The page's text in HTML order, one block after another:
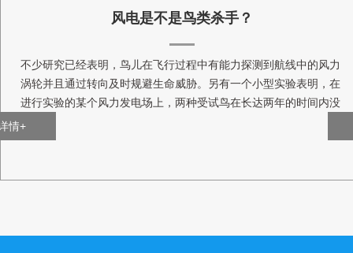
风电是不是鸟类杀手？
不少研究已经表明，鸟儿在飞行过程中有能力探测到航线中的风力
涡轮并且通过转向及时规避生命威胁。另有一个小型实验表明，在
进行实验的某个风力发电场上，两种受试鸟在长达两年的时间内没
有出现数量降低的情况。还有一个实验发现大雁可以成功躲开河岸
边的风电装置
情+